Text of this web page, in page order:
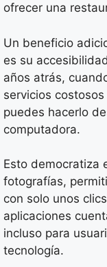
ofrecer una
Un beneficio
es su
años atrás,
servicios
puedes hacerlo
computadora.
Esto democratiza
fotografías,
con solo unos
aplicaciones
incluso para
tecnología.